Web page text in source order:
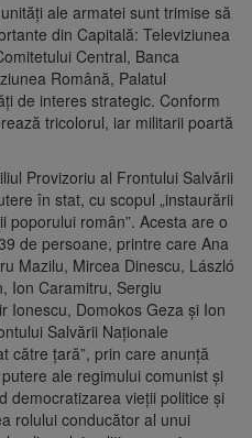
ale armatei sunt trimise să
din Capitală: Televiziunea
Central, Banca
Română, Palatul
de interes strategic. Conform
tricolorul, iar militarii poartă
Provizoriu al Frontului Salvării
în stat, cu scopul „instaurării
poporului român”. Acesta are o
de persoane, printre care Ana
Mazilu, Mircea Dinescu, László
Ion Caramitru, Sergiu
Ionescu, Domokos Geza şi Ion
Salvării Naţionale
către ţară”, prin care anunţă
ale regimului comunist şi
democratizarea vieţii politice şi
rolului conducător al unui